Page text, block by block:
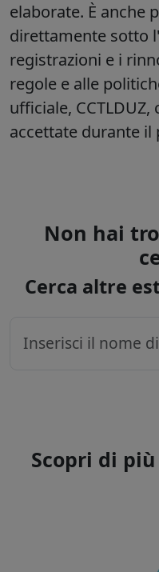
elaborate. È anche
direttamente sotto
registrazioni e i
regole e alle
ufficiale,
accettate durante il
Non hai
Cerca altre